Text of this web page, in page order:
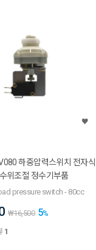
하중압력스위치 전자식
위조절 정수기부품
pressure switch - 80cc
₩16,500 5%
1